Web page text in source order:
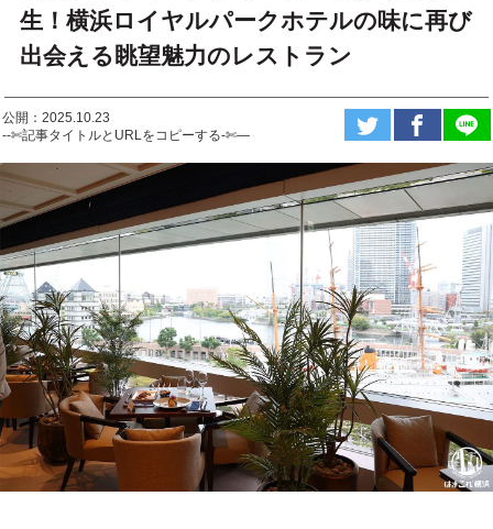
生！横浜ロイヤルパークホテルの味に再び
出会える眺望魅力のレストラン
公開：2025.10.23
--✄記事タイトルとURLをコピーする-✄—